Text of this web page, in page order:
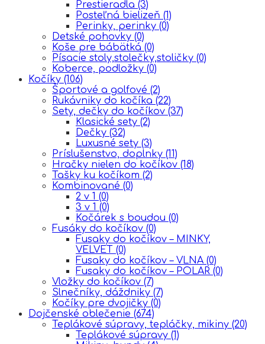
Prestieradla (3)
Posteľná bielizeň (1)
Perinky, perinky (0)
Detské pohovky (0)
Koše pre bábätká (0)
Písacie stoly,stolečky,stoličky (0)
Koberce, podložky (0)
Kočíky (106)
Športové a golfové (2)
Rukávniky do kočíka (22)
Sety, dečky do kočíkov (37)
Klasické sety (2)
Dečky (32)
Luxusné sety (3)
Príslušenstvo, doplnky (11)
Hračky nielen do kočíkov (18)
Tašky ku kočíkom (2)
Kombinované (0)
2 v 1 (0)
3 v 1 (0)
Kočárek s boudou (0)
Fusáky do kočíkov (0)
Fusaky do kočíkov – MINKY,
VELVET (0)
Fusaky do kočíkov – VLNA (0)
Fusaky do kočíkov – POLAR (0)
Vložky do kočíkov (7)
Slnečníky, dáždniky (7)
Kočíky pre dvojičky (0)
Dojčenské oblečenie (674)
Teplákové súpravy, tepláčky, mikiny (20)
Teplákové súpravy (1)